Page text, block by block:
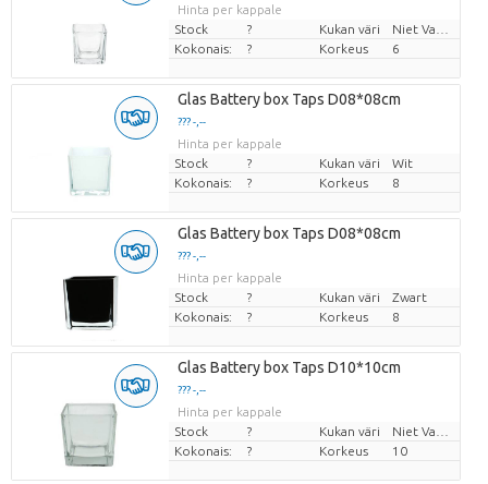
Hinta per kappale
Stock
? Kukan väri
Kokonais:
? Korkeus 6
Glas Battery box Taps D08*08cm
??? -,--
Hinta per kappale
Stock
? Kukan väri
Wit
Kokonais:
? Korkeus 8
Glas Battery box Taps D08*08cm
??? -,--
Hinta per kappale
Stock
? Kukan väri
Zwart
Kokonais:
? Korkeus 8
Glas Battery box Taps D10*10cm
??? -,--
Hinta per kappale
Stock
? Kukan väri
Kokonais:
? Korkeus 10